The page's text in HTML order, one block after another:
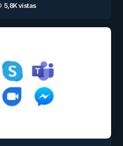
5,8K vistas